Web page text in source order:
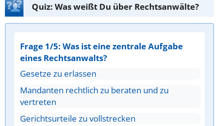
Quiz: Was weißt Du über Rechtsanwälte?
Frage 1/5: Was ist eine zentrale Aufgabe
eines Rechtsanwalts?
Gesetze zu erlassen
Mandanten rechtlich zu beraten und zu
vertreten
Gerichtsurteile zu vollstrecken